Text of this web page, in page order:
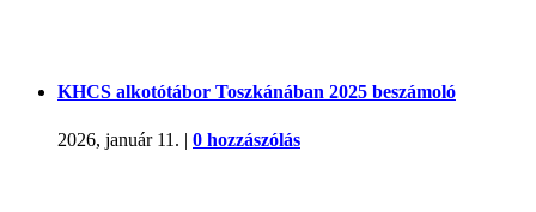
KHCS alkotótábor Toszkánában 2025 beszámoló
2026, január 11. | 0 hozzászólás